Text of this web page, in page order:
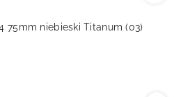
75mm niebieski Titanum (03)